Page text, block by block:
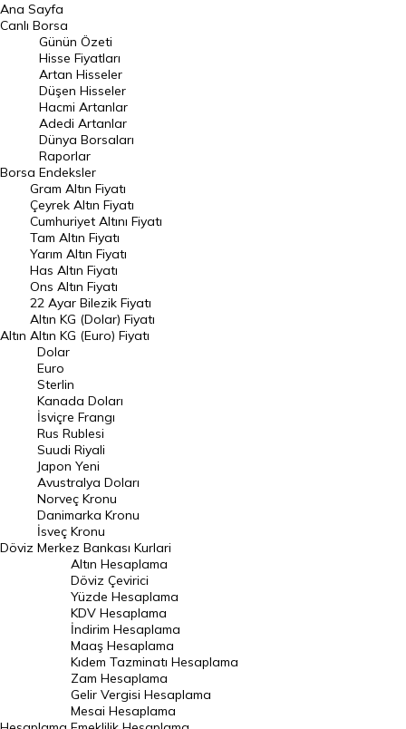
BIST 100 Hisseleri
En Çok Artan Hisseler
En Çok Düşen Hisseler
Hacmi Artanlar
Geçmiş Kapanışlar
Dünya Borsaları
Raporlar
Endeksler
DÖVİZ
Döviz Kuru
Dolar Kuru
Euro Kuru
Pound Kuru
Frank Kuru
Riyal Kuru
Avustralya Doları
Danimarka Kronu Kuru
Kanada Doları Kuru
Norveç Kronu Kuru
İsveç Kronu Kuru
Japon Yeni Kuru
Serbest Piyasa Döviz Kurları
Merkez Bankası Döviz Kurları
Ana Sayfa
Canlı Borsa
Borsa
Günün Özeti
Hisse Fiyatları
Artan Hisseler
Düşen Hisseler
Hacmi Artanlar
Adedi Artanlar
Dünya Borsaları
Raporlar
Endeksler
Altın
Gram Altın Fiyatı
Çeyrek Altın Fiyatı
Cumhuriyet Altını Fiyatı
Tam Altın Fiyatı
Yarım Altın Fiyatı
Has Altın Fiyatı
Ons Altın Fiyatı
22 Ayar Bilezik Fiyatı
Altın KG (Dolar) Fiyatı
Altın KG (Euro) Fiyatı
Döviz
Dolar
Euro
Sterlin
Kanada Doları
İsviçre Frangı
Rus Rublesi
Suudi Riyali
Japon Yeni
Avustralya Doları
Norveç Kronu
Danimarka Kronu
İsveç Kronu
Merkez Bankası Kurlari
Altın Hesaplama
Döviz Çevirici
Yüzde Hesaplama
KDV Hesaplama
İndirim Hesaplama
Maaş Hesaplama
Kıdem Tazminatı Hesaplama
Zam Hesaplama
Gelir Vergisi Hesaplama
Mesai Hesaplama